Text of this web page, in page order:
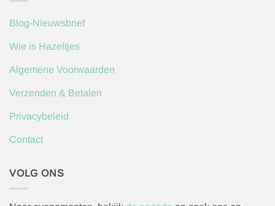
Blog-Nieuwsbrief
Wie is Hazeltjes
Algemene Voorwaarden
Verzenden & Betalen
Privacybeleid
Contact
VOLG ONS